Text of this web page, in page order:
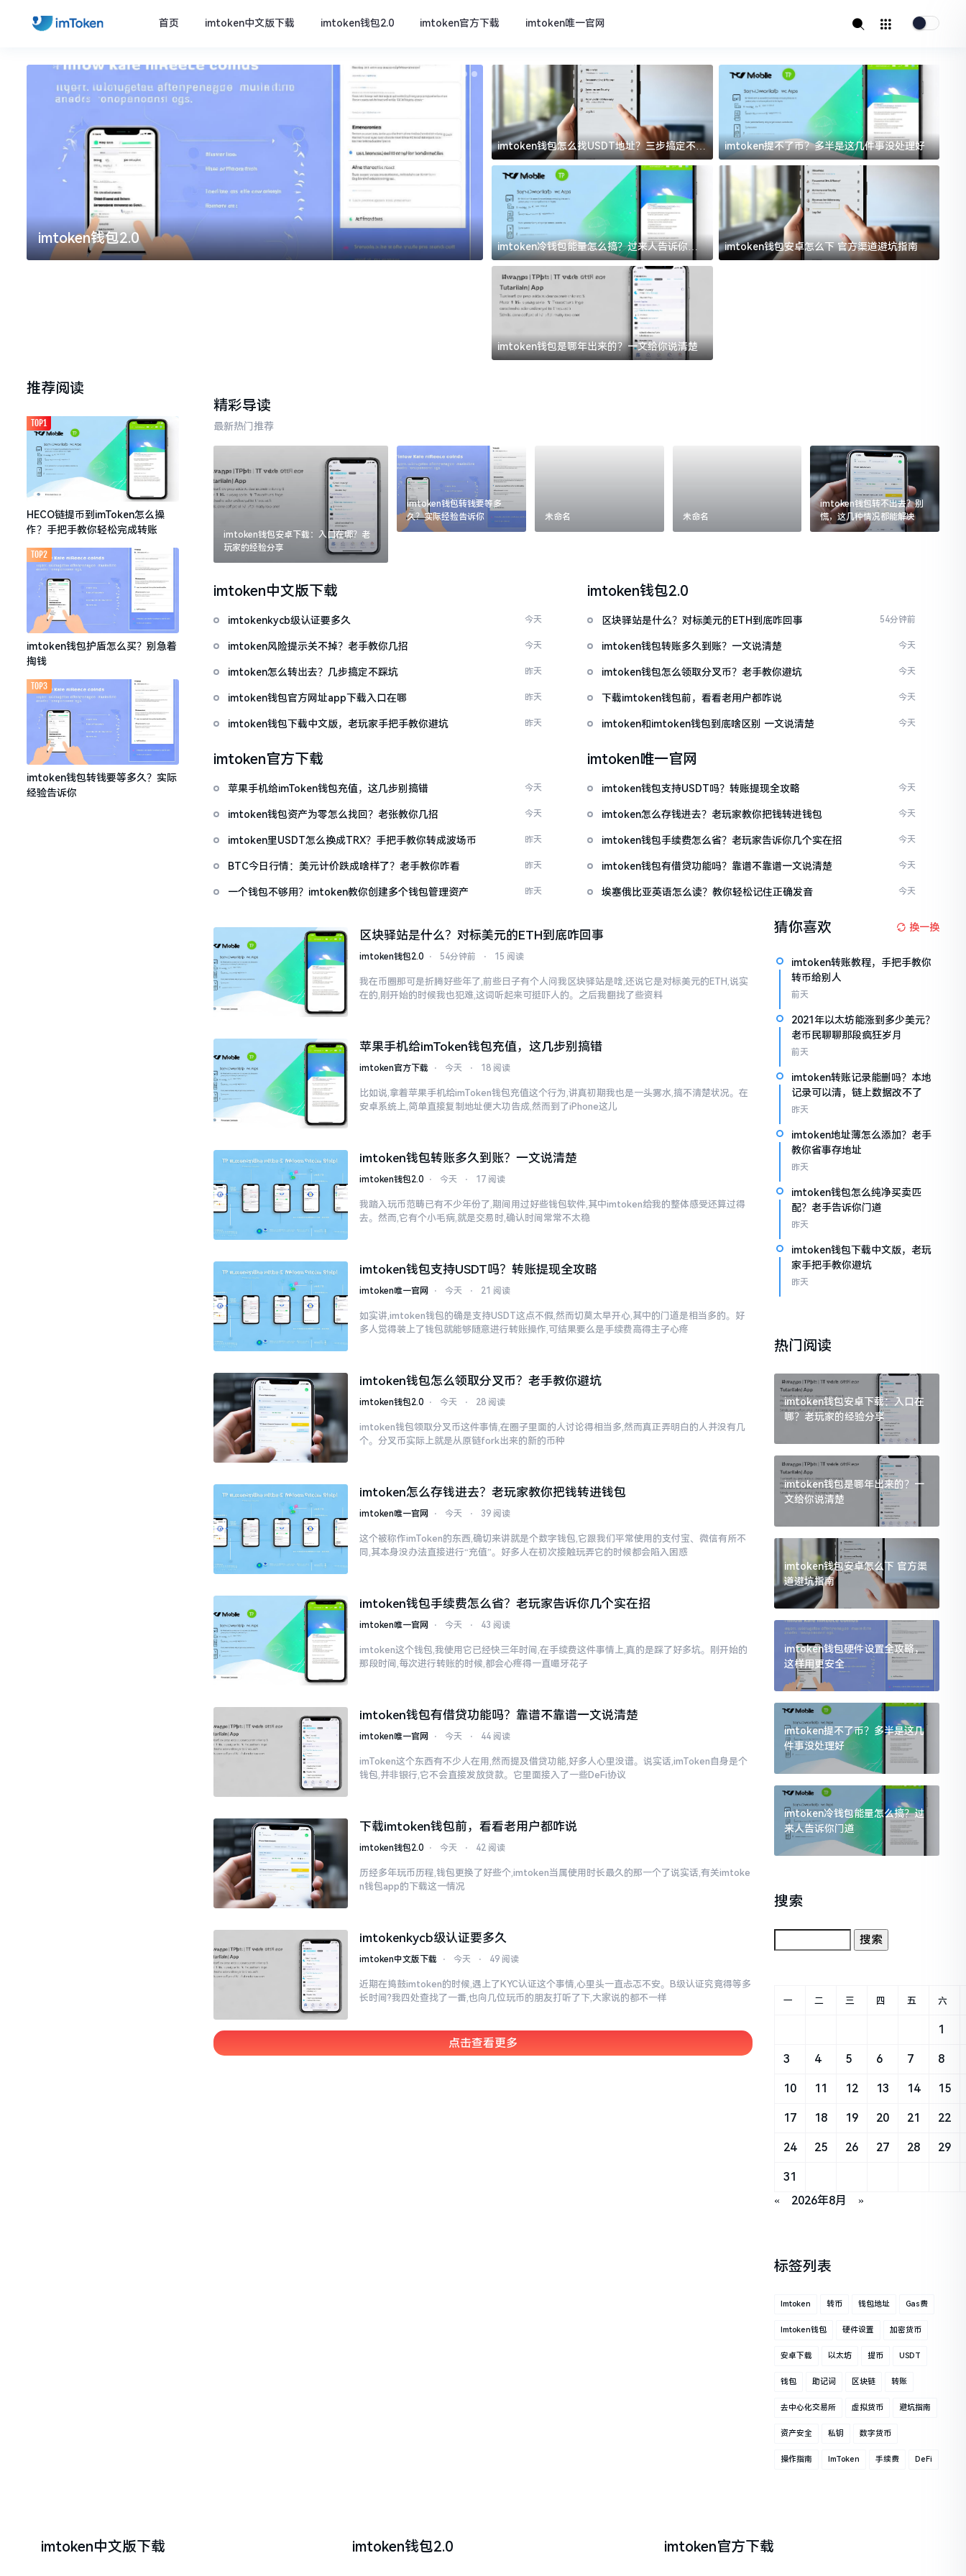
首页 imtoken中文版下载 imtoken钱包2.0 imtoken官方下载 imtoken唯一官网
imtoken钱包2.0 imtoken官方下载
imtoken钱包怎么找USDT地址？三步搞定不踩
坑
imtoken提不了币？多半是这几件事没处理好
imtoken冷钱包能量怎么搞？过来人告诉你门
道
imtoken钱包安卓怎么下 官方渠道避坑指南
imtoken钱包是哪年出来的？一文给你说清楚
推荐阅读
HECO链提币到imToken怎么操
作？手把手教你轻松完成转账
TOP1
imtoken钱包护盾怎么买？别急着
掏钱
TOP2
imtoken钱包转钱要等多久？实际
经验告诉你
TOP3
精彩导读
最新热门推荐
imtoken钱包安卓下载：入口在哪？老
玩家的经验分享
imtoken钱包转钱要等多
久？实际经验告诉你
未命名 未命名
imtoken钱包转不出去？别
慌，这几种情况都能解决
imtoken中文版下载
imtokenkycb级认证要多久 今天
imtoken风险提示关不掉？老手教你几招 今天
imtoken怎么转出去？几步搞定不踩坑 昨天
imtoken钱包官方网址app下载入口在哪 昨天
imtoken钱包下载中文版，老玩家手把手教你避坑 昨天
imtoken钱包2.0
区块驿站是什么？对标美元的ETH到底咋回事 54分钟前
imtoken钱包转账多久到账？一文说清楚 今天
imtoken钱包怎么领取分叉币？老手教你避坑 今天
下载imtoken钱包前，看看老用户都咋说 今天
imtoken和imtoken钱包到底啥区别 一文说清楚 今天
imtoken官方下载
苹果手机给imToken钱包充值，这几步别搞错 今天
imtoken钱包资产为零怎么找回？老张教你几招 今天
imtoken里USDT怎么换成TRX？手把手教你转成波场币 昨天
BTC今日行情：美元计价跌成啥样了？老手教你咋看 昨天
一个钱包不够用？imtoken教你创建多个钱包管理资产 昨天
imtoken唯一官网
imtoken钱包支持USDT吗？转账提现全攻略 今天
imtoken怎么存钱进去？老玩家教你把钱转进钱包 今天
imtoken钱包手续费怎么省？老玩家告诉你几个实在招 今天
imtoken钱包有借贷功能吗？靠谱不靠谱一文说清楚 今天
埃塞俄比亚英语怎么读？教你轻松记住正确发音 今天
区块驿站是什么？对标美元的ETH到底咋回事
imtoken钱包2.0 ⋅ 54分钟前 ⋅ 15 阅读
我在币圈那可是折腾好些年了,前些日子有个人问我区块驿站是啥,还说它是对标美元的ETH,说实
在的,刚开始的时候我也犯难,这词听起来可挺吓人的。之后我翻找了些资料
苹果手机给imToken钱包充值，这几步别搞错
imtoken官方下载 ⋅ 今天 ⋅ 18 阅读
比如说,拿着苹果手机给imToken钱包充值这个行为,讲真初期我也是一头雾水,搞不清楚状况。在
安卓系统上,简单直接复制地址便大功告成,然而到了iPhone这儿
imtoken钱包转账多久到账？一文说清楚
imtoken钱包2.0 ⋅ 今天 ⋅ 17 阅读
我踏入玩币范畴已有不少年份了,期间用过好些钱包软件,其中imtoken给我的整体感受还算过得
去。然而,它有个小毛病,就是交易时,确认时间常常不太稳
imtoken钱包支持USDT吗？转账提现全攻略
imtoken唯一官网 ⋅ 今天 ⋅ 21 阅读
如实讲,imtoken钱包的确是支持USDT这点不假,然而切莫太早开心,其中的门道是相当多的。好
多人觉得装上了钱包就能够随意进行转账操作,可结果要么是手续费高得主子心疼
imtoken钱包怎么领取分叉币？老手教你避坑
imtoken钱包2.0 ⋅ 今天 ⋅ 28 阅读
imtoken钱包领取分叉币这件事情,在圈子里面的人讨论得相当多,然而真正弄明白的人并没有几
个。分叉币实际上就是从原链fork出来的新的币种
imtoken怎么存钱进去？老玩家教你把钱转进钱包
imtoken唯一官网 ⋅ 今天 ⋅ 39 阅读
这个被称作imToken的东西,确切来讲就是个数字钱包,它跟我们平常使用的支付宝、微信有所不
同,其本身没办法直接进行“充值”。好多人在初次接触玩弄它的时候都会陷入困惑
imtoken钱包手续费怎么省？老玩家告诉你几个实在招
imtoken唯一官网 ⋅ 今天 ⋅ 43 阅读
imtoken这个钱包,我使用它已经快三年时间,在手续费这件事情上,真的是踩了好多坑。刚开始的
那段时间,每次进行转账的时候,都会心疼得一直嘬牙花子
imtoken钱包有借贷功能吗？靠谱不靠谱一文说清楚
imtoken唯一官网 ⋅ 今天 ⋅ 44 阅读
imToken这个东西有不少人在用,然而提及借贷功能,好多人心里没谱。说实话,imToken自身是个
钱包,并非银行,它不会直接发放贷款。它里面接入了一些DeFi协议
下载imtoken钱包前，看看老用户都咋说
imtoken钱包2.0 ⋅ 今天 ⋅ 42 阅读
历经多年玩币历程,钱包更换了好些个,imtoken当属使用时长最久的那一个了说实话,有关imtoke
n钱包app的下载这一情况
imtokenkycb级认证要多久
imtoken中文版下载 ⋅ 今天 ⋅ 49 阅读
近期在捣鼓imtoken的时候,遇上了KYC认证这个事情,心里头一直忐忑不安。B级认证究竟得等多
长时间?我四处查找了一番,也向几位玩币的朋友打听了下,大家说的都不一样
点击查看更多
猜你喜欢 换一换
imtoken转账教程，手把手教你
转币给别人
前天
2021年以太坊能涨到多少美元？
老币民聊聊那段疯狂岁月
前天
imtoken转账记录能删吗？本地
记录可以清，链上数据改不了
昨天
imtoken地址薄怎么添加？老手
教你省事存地址
昨天
imtoken钱包怎么纯净买卖匹
配？老手告诉你门道
昨天
imtoken钱包下载中文版，老玩
家手把手教你避坑
昨天
热门阅读
imtoken钱包安卓下载：入口在
哪？老玩家的经验分享
imtoken钱包是哪年出来的？一
文给你说清楚
imtoken钱包安卓怎么下 官方渠
道避坑指南
imtoken钱包硬件设置全攻略，
这样用更安全
imtoken提不了币？多半是这几
件事没处理好
imtoken冷钱包能量怎么搞？过
来人告诉你门道
搜索
« 2026年8月 »
一 二 三 四 五 六
1
3 4 5 6 7 8
10 11 12 13 14 15
17 18 19 20 21 22
24 25 26 27 28 29
31
标签列表
Imtoken 转币 钱包地址 Gas费
Imtoken钱包 硬件设置 加密货币
安卓下载 以太坊 提币 USDT
钱包 助记词 区块链 转账
去中心化交易所 虚拟货币 避坑指南
资产安全 私钥 数字货币
操作指南 ImToken 手续费 DeFi
imtoken中文版下载 imtoken钱包2.0 imtoken官方下载